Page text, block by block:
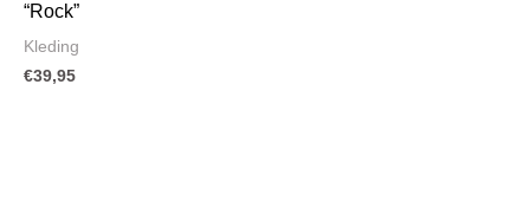
“Rock”
Kleding
€39,95